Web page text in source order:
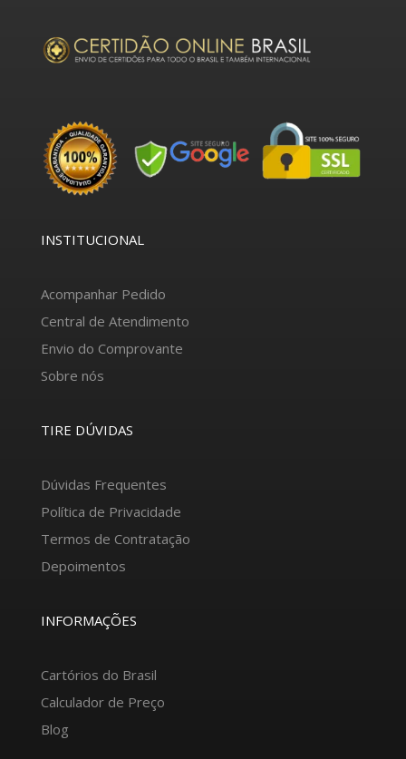
INSTITUCIONAL
Acompanhar Pedido
Central de Atendimento
Envio do Comprovante
Sobre nós
TIRE DÚVIDAS
Dúvidas Frequentes
Política de Privacidade
Termos de Contratação
Depoimentos
INFORMAÇÕES
Cartórios do Brasil
Calculador de Preço
Blog